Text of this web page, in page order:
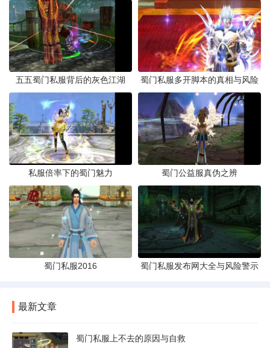
五五蜀门私服背后的灰色江湖 蜀门私服多开脚本的真相与风险
私服倍率下的蜀门魅力 蜀门公益服真伪之辨
蜀门私服2016 蜀门私服发布网大全与风险警示
最新文章
蜀门私服上不去的原因与自救